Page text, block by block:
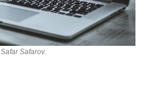
Safar Safarov.